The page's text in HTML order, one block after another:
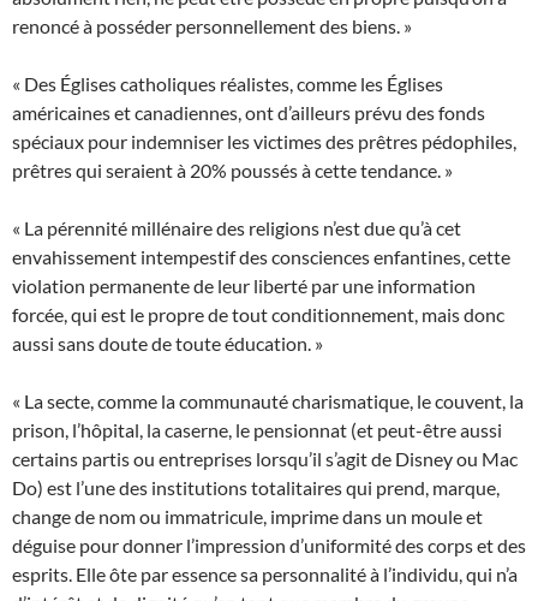
renoncé à posséder personnellement des biens. »
« Des Églises catholiques réalistes, comme les Églises
américaines et canadiennes, ont d’ailleurs prévu des fonds
spéciaux pour indemniser les victimes des prêtres pédophiles,
prêtres qui seraient à 20% poussés à cette tendance. »
« La pérennité millénaire des religions n’est due qu’à cet
envahissement intempestif des consciences enfantines, cette
violation permanente de leur liberté par une information
forcée, qui est le propre de tout conditionnement, mais donc
aussi sans doute de toute éducation. »
« La secte, comme la communauté charismatique, le couvent, la
prison, l’hôpital, la caserne, le pensionnat (et peut-être aussi
certains partis ou entreprises lorsqu’il s’agit de Disney ou Mac
Do) est l’une des institutions totalitaires qui prend, marque,
change de nom ou immatricule, imprime dans un moule et
déguise pour donner l’impression d’uniformité des corps et des
esprits. Elle ôte par essence sa personnalité à l’individu, qui n’a